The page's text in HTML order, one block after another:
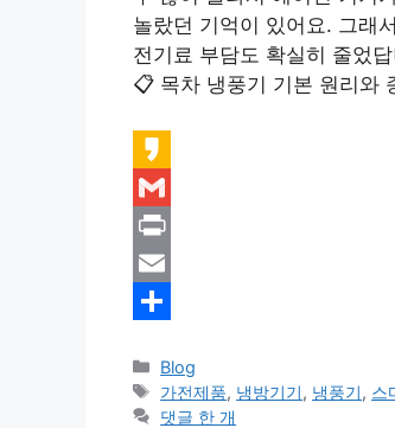
놀랐던 기억이 있어요. 그래
전기료 부담도 확실히 줄었
📋 목차 냉풍기 기본 원리와
K
a
k
a
G
m
a
l
P
n
t
E
a
i
h
a
카
테
고
Blog
태
그
가전제품, 냉방기기, 냉풍기, 스
댓글 한 개